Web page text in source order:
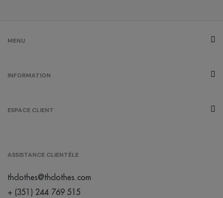
MENU
INFORMATION
ESPACE CLIENT
ASSISTANCE CLIENTÈLE
thclothes@thclothes.com
+ (351) 244 769 515